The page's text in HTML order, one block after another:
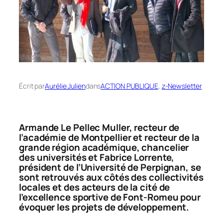
Écrit parAurélie JuliendansACTION PUBLIQUE, z-Newsletter
Armande Le Pellec Muller, recteur de
l’académie de Montpellier et recteur de la
grande région académique, chancelier
des universités et Fabrice Lorrente,
président de l’Université de Perpignan, se
sont retrouvés aux côtés des collectivités
locales et des acteurs de la cité de
l’excellence sportive de Font-Romeu pour
évoquer les projets de développement.